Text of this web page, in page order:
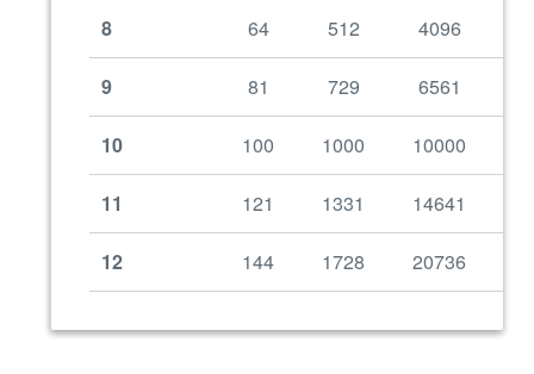
8 64 512 4096
9 81 729 6561
10 100 1000 10000
11 121 1331 14641
12 144 1728 20736